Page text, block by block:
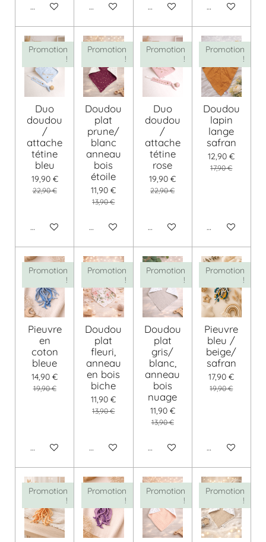
Ajouter au panierAjouter au panierAjouter au panierAjouter au
Promotion
!
Duo
doudou
/
attache
tétine
bleu
19,90 €
22,90 €
Ajouter au panier
Promotion
!
Doudou
plat
prune/
blanc
anneau
bois
étoile
11,90 €
13,90 €
Voir les détails
Promotion
!
Duo
doudou
/
attache
tétine
rose
19,90 €
22,90 €
Ajouter au panier
Promotion
!
Doudou
lapin
lange
safran
12,90 €
17,90 €
Voir les détails
Promotion
!
Pieuvre
en
coton
bleue
14,90 €
19,90 €
Ajouter au panier
Promotion
!
Doudou
plat
fleuri,
anneau
en bois
biche
11,90 €
13,90 €
Voir les détails
Promotion
!
Doudou
plat
gris/
blanc,
anneau
bois
nuage
11,90 €
13,90 €
Voir les détails
Promotion
!
Pieuvre
bleu /
beige/
safran
17,90 €
19,90 €
Ajouter au
Promotion
!
Promotion
!
Promotion
!
Promotion
!